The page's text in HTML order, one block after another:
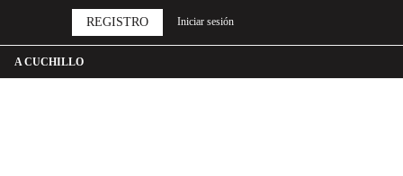
A CUCHILLO
REGISTRO Iniciar sesión